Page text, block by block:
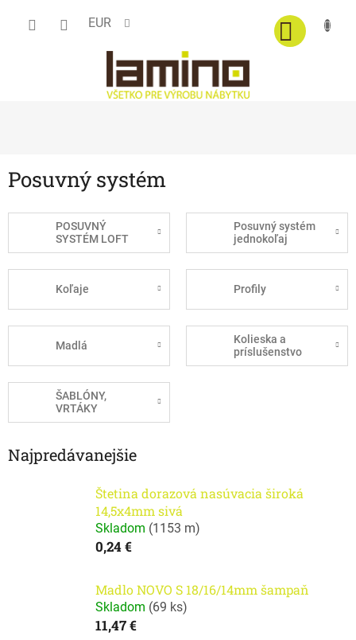
EUR
Posuvný systém
POSUVNÝ
SYSTÉM LOFT
Posuvný systém
jednokoľaj
Koľaje Profily
Madlá
Kolieska a
príslušenstvo
ŠABLÓNY,
VRTÁKY
Najpredávanejšie
Štetina dorazová nasúvacia široká
14,5x4mm sivá
Skladom (1153 m)
0,24 €
Madlo NOVO S 18/16/14mm šampaň
Skladom (69 ks)
11,47 €